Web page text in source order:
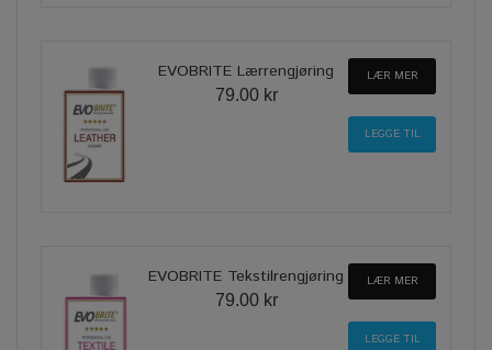
EVOBRITE Lærrengjøring
79.00 kr
LÆR MER
EVOBRITE Tekstilrengjøring
79.00 kr
LÆR MER